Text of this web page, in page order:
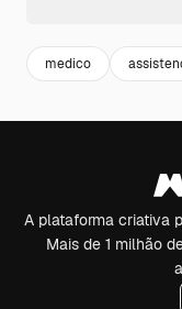
medico
A plataforma criativa
Mais de 1 milhão